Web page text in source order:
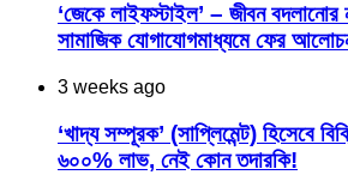
‘জেকে লাইফস্টাইল’ – জীবন বদলানোর
সামাজিক যোগাযোগমাধ্যমে ফের
3 weeks ago
‘খাদ্য সম্পূরক’ (সাপ্লিমেন্ট) হিসেবে
৬০০% লাভ, নেই কোন তদারকি!